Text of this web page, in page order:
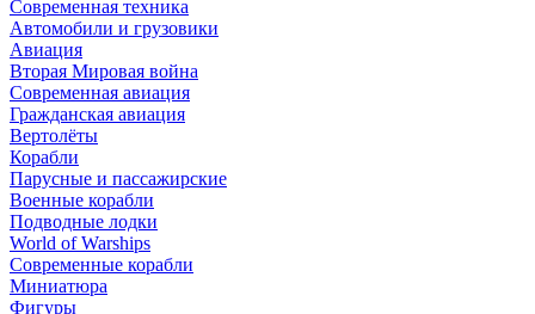
Современная техника
Автомобили и грузовики
Авиация
Вторая Мировая война
Современная авиация
Гражданская авиация
Вертолёты
Корабли
Парусные и пассажирские
Военные корабли
Подводные лодки
World of Warships
Современные корабли
Миниатюра
Фигуры